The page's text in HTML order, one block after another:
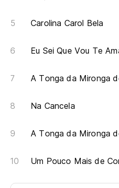
Carolina Carol Bela
Eu Sei Que Vou Te
A Tonga da Mironga
Na Cancela
A Tonga da Mironga
Um Pouco Mais de